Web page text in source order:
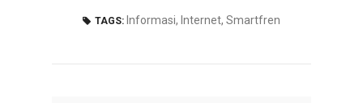
TAGS: Informasi, Internet, Smartfren